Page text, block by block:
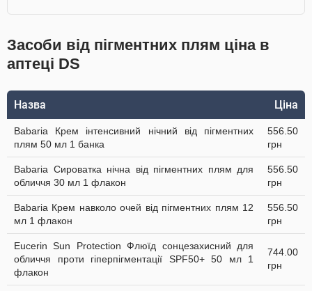
Засоби від пігментних плям ціна в
аптеці DS
Назва Ціна
Babaria Крем інтенсивний нічний від пігментних
плям 50 мл 1 банка
556.50
грн
Babaria Сироватка нічна від пігментних плям для
обличчя 30 мл 1 флакон
556.50
грн
Babaria Крем навколо очей від пігментних плям 12
мл 1 флакон
556.50
грн
Eucerin Sun Protection Флюїд сонцезахисний для
обличчя проти гіперпігментації SPF50+ 50 мл 1
флакон
744.00
грн